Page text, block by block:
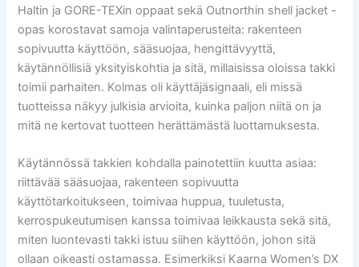
Haltin ja GORE-TEXin oppaat sekä Outnorthin shell jacket -
opas korostavat samoja valintaperusteita: rakenteen
sopivuutta käyttöön, sääsuojaa, hengittävyyttä,
käytännöllisiä yksityiskohtia ja sitä, millaisissa oloissa takki
toimii parhaiten. Kolmas oli käyttäjäsignaali, eli missä
tuotteissa näkyy julkisia arvioita, kuinka paljon niitä on ja
mitä ne kertovat tuotteen herättämästä luottamuksesta.
Käytännössä takkien kohdalla painotettiin kuutta asiaa:
riittävää sääsuojaa, rakenteen sopivuutta
käyttötarkoitukseen, toimivaa huppua, tuuletusta,
kerrospukeutumisen kanssa toimivaa leikkausta sekä sitä,
miten luontevasti takki istuu siihen käyttöön, johon sitä
ollaan oikeasti ostamassa. Esimerkiksi Kaarna Women’s DX